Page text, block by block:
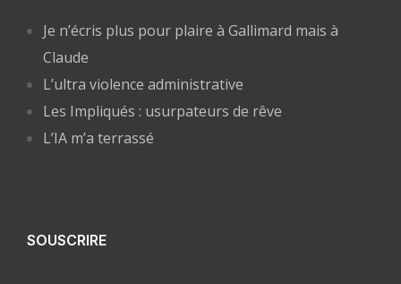
Je n’écris plus pour plaire à Gallimard mais à
Claude
L’ultra violence administrative
Les Impliqués : usurpateurs de rêve
L’IA m’a terrassé
SOUSCRIRE